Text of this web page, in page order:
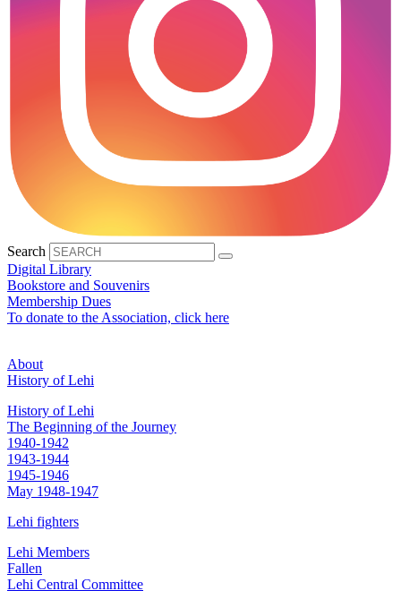
Search
Digital Library
Bookstore and Souvenirs
Membership Dues
To donate to the Association, click here
About
History of Lehi
History of Lehi
The Beginning of the Journey
1940-1942
1943-1944
1945-1946
May 1948-1947
Lehi fighters
Lehi Members
Fallen
Lehi Central Committee